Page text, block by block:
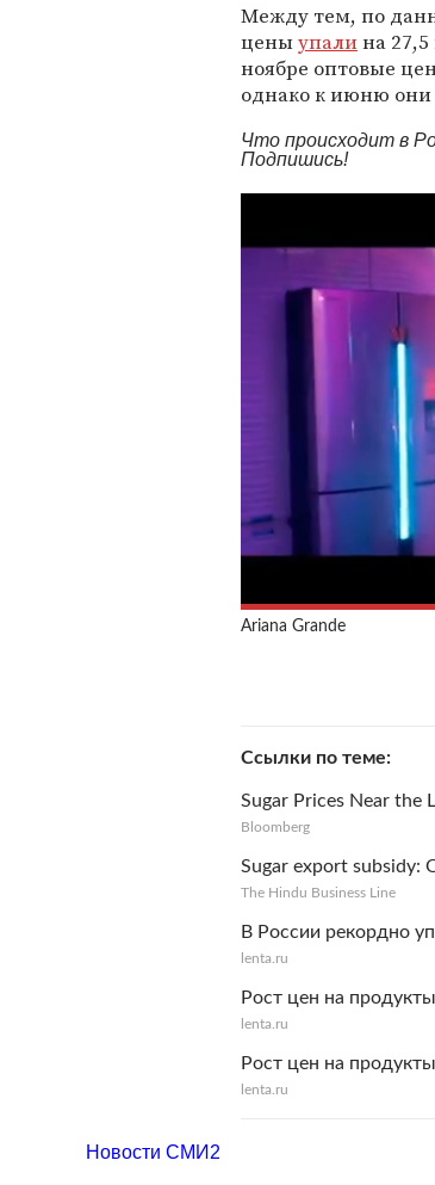
Между тем, по
ценыупалина
ноябре оптовые
однако к июню они
Что происходит в
Подпишись!
Ariana Grande
Ссылки по теме
Sugar Prices Near the
Bloomberg
Sugar export subsidy:
The Hindu Business Line
В России рекордно
lenta.ru
Рост цен на
lenta.ru
Рост цен на
lenta.ru
Новости СМИ2